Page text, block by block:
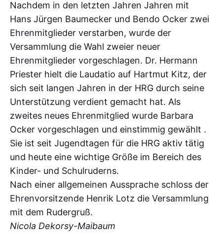
Nachdem in den letzten Jahren Jahren mit
Hans Jürgen Baumecker und Bendo Ocker zwei
Ehrenmitglieder verstarben, wurde der
Versammlung die Wahl zweier neuer
Ehrenmitglieder vorgeschlagen. Dr. Hermann
Priester hielt die Laudatio auf Hartmut Kitz, der
sich seit langen Jahren in der HRG durch seine
Unterstützung verdient gemacht hat. Als
zweites neues Ehrenmitglied wurde Barbara
Ocker vorgeschlagen und einstimmig gewählt .
Sie ist seit Jugendtagen für die HRG aktiv tätig
und heute eine wichtige Größe im Bereich des
Kinder- und Schulruderns.
Nach einer allgemeinen Aussprache schloss der
Ehrenvorsitzende Henrik Lotz die Versammlung
mit dem Rudergruß.
Nicola Dekorsy-Maibaum